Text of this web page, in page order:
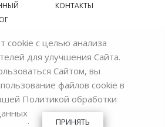
КОНТАКТЫ
сайт завода производителя
cookie с целью анализа
для улучшения Сайта.
Сайтом, вы
файлов cookie в
Политикой обработки
. ПРИНЯТЬ